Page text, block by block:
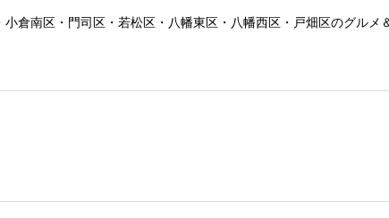
倉南区・門司区・若松区・八幡東区・八幡西区・戸畑区のグル